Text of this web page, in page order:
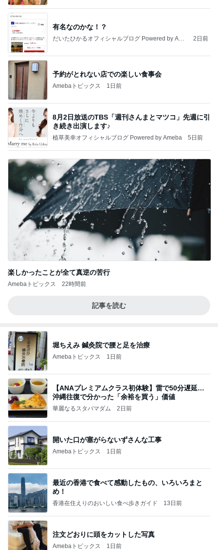
有名なのかな！？
だいたひかるオフィシャルブログ Powered by Ame
2日前
予約がとれない店での楽しい食事会
Amebaトピックス 1日前
8月2日放送のTBS「週刊さんまとマツコ」先週に引
き続き出演します♪
植草美幸オフィシャルブログ Powered by Ameba 5日前
楽しかったことが全て真逆の苦行
Amebaトピックス 22時間前
記事を読む
堀ちえみ 鍼灸院で腰と足を治療
Amebaトピックス 1日前
【ANAプレミアムクラス初体験】雷で50分遅延…
沖縄往復で分かった「余裕を買う」価値
華麗なるスタバマダム 2日前
開いた口が塞がらないずさんな工事
Amebaトピックス 1日前
最近の香港で食べて感動したもの、いろいろまと
め！
香港在住えりのおいしい食べ歩きガイド 13日前
注文どおりに頭をカットした写真
Amebaトピックス 1日前